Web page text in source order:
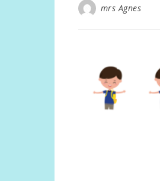
mrs Agnes